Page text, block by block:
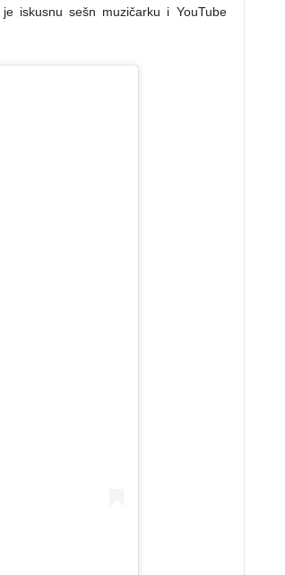
iskusnu sešn muzičarku i YouTube